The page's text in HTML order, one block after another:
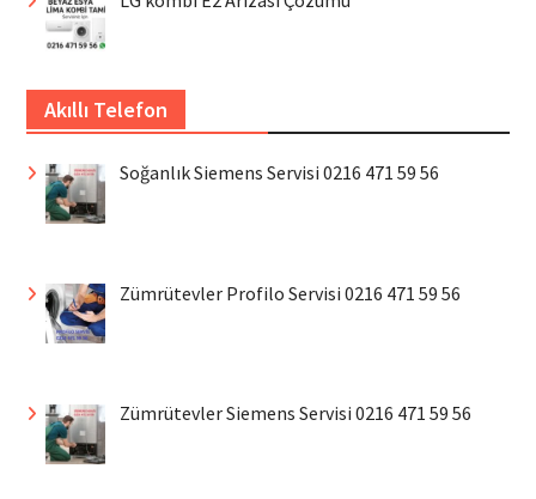
Akıllı Telefon
Soğanlık Siemens Servisi 0216 471 59 56
Zümrütevler Profilo Servisi 0216 471 59 56
Zümrütevler Siemens Servisi 0216 471 59 56